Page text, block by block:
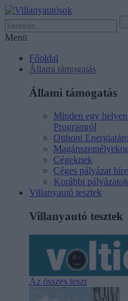
Menü
Főoldal
Állami támogatás
Állami támogatás
Minden egy
Programról
Otthoni
Cégeknek
Céges pályázat
Korábbi pályázatok
Villanyautó tesztek
Villanyautó tesztek
Az összes teszt